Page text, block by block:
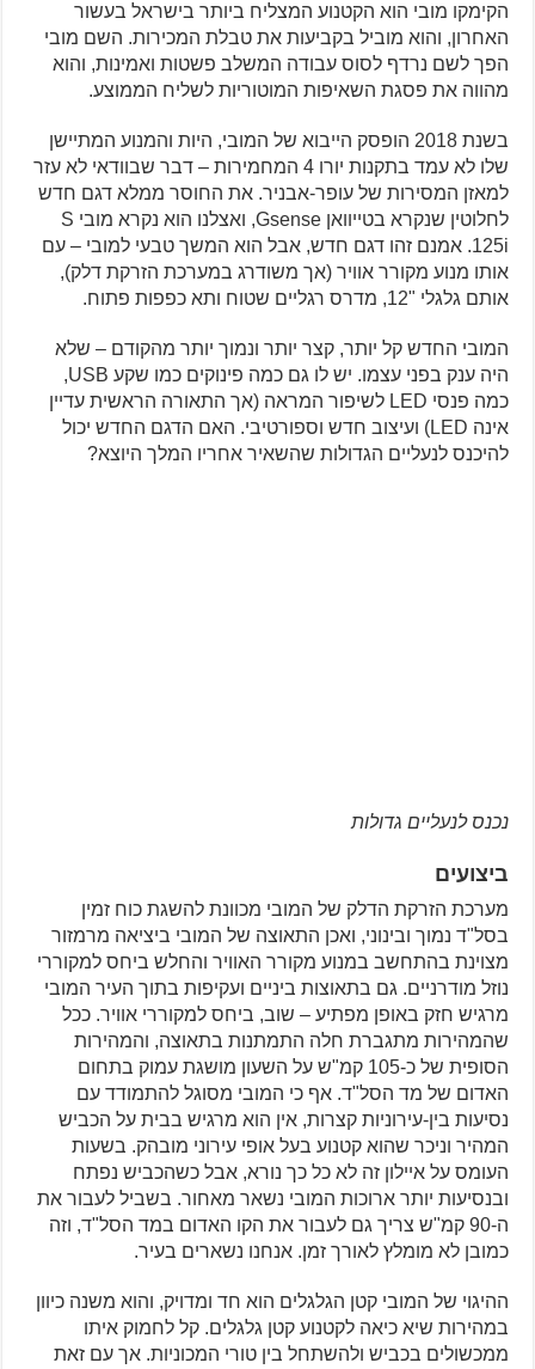
הקימקו מובי הוא הקטנוע המצליח ביותר בישראל בעשור
האחרון, והוא מוביל בקביעות את טבלת המכירות. השם מובי
הפך לשם נרדף לסוס עבודה המשלב פשטות ואמינות, והוא
מהווה את פסגת השאיפות המוטוריות לשליח הממוצע.
בשנת 2018 הופסק הייבוא של המובי, היות והמנוע המתיישן
שלו לא עמד בתקנות יורו 4 המחמירות – דבר שבוודאי לא עזר
למאזן המסירות של עופר-אבניר. את החוסר ממלא דגם חדש
לחלוטין שנקרא בטייוואן Gsense, ואצלנו הוא נקרא מובי S
125i. אמנם זהו דגם חדש, אבל הוא המשך טבעי למובי – עם
אותו מנוע מקורר אוויר (אך משודרג במערכת הזרקת דלק),
אותם גלגלי "12, מדרס רגליים שטוח ותא כפפות פתוח.
המובי החדש קל יותר, קצר יותר ונמוך יותר מהקודם – שלא
היה ענק בפני עצמו. יש לו גם כמה פינוקים כמו שקע USB,
כמה פנסי LED לשיפור המראה (אך התאורה הראשית עדיין
אינה LED) ועיצוב חדש וספורטיבי. האם הדגם החדש יכול
להיכנס לנעליים הגדולות שהשאיר אחריו המלך היוצא?
נכנס לנעליים גדולות
ביצועים
מערכת הזרקת הדלק של המובי מכוונת להשגת כוח זמין
בסל"ד נמוך ובינוני, ואכן התאוצה של המובי ביציאה מרמזור
מצוינת בהתחשב במנוע מקורר האוויר והחלש ביחס למקוררי
נוזל מודרניים. גם בתאוצות ביניים ועקיפות בתוך העיר המובי
מרגיש חזק באופן מפתיע – שוב, ביחס למקוררי אוויר. ככל
שהמהירות מתגברת חלה התמתנות בתאוצה, והמהירות
הסופית של כ-105 קמ"ש על השעון מושגת עמוק בתחום
האדום של מד הסל"ד. אף כי המובי מסוגל להתמודד עם
נסיעות בין-עירוניות קצרות, אין הוא מרגיש בבית על הכביש
המהיר וניכר שהוא קטנוע בעל אופי עירוני מובהק. בשעות
העומס על איילון זה לא כל כך נורא, אבל כשהכביש נפתח
ובנסיעות יותר ארוכות המובי נשאר מאחור. בשביל לעבור את
ה-90 קמ"ש צריך גם לעבור את הקו האדום במד הסל"ד, וזה
כמובן לא מומלץ לאורך זמן. אנחנו נשארים בעיר.
ההיגוי של המובי קטן הגלגלים הוא חד ומדויק, והוא משנה כיוון
במהירות שיא כיאה לקטנוע קטן גלגלים. קל לחמוק איתו
ממכשולים בכביש ולהשתחל בין טורי המכוניות. אך עם זאת